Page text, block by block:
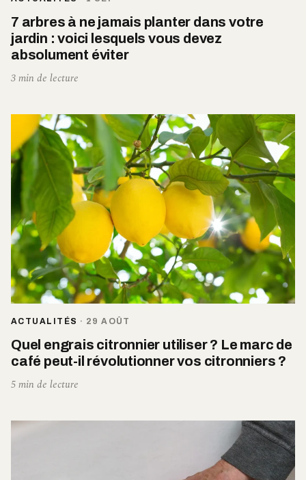
7 arbres à ne jamais planter dans votre
jardin : voici lesquels vous devez
absolument éviter
3 min de lecture
ACTUALITÉS · 29 AOÛT
Quel engrais citronnier utiliser ? Le marc de
café peut-il révolutionner vos citronniers ?
5 min de lecture